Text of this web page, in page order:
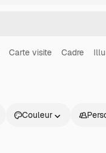
Carte visite Cadre
Couleur